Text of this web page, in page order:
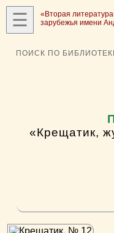
☰
«Вторая
зарубежья имени
ПОИСК ПО
«Крещатик,